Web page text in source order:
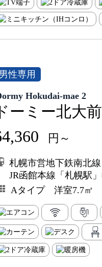
性専用
Hokudai-mae 2
ーミー北大前
円～
札幌市営地下鉄南北
JR函館本線「札幌駅
Aタイプ 洋室7.7㎡